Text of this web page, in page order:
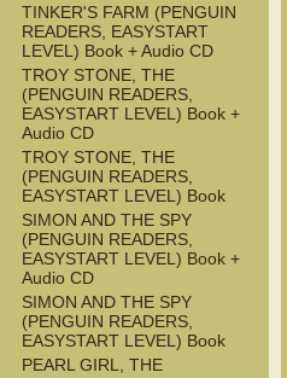
TINKER'S FARM (PENGUIN
READERS, EASYSTART
LEVEL) Book + Audio CD
TROY STONE, THE
(PENGUIN READERS,
EASYSTART LEVEL) Book +
Audio CD
TROY STONE, THE
(PENGUIN READERS,
EASYSTART LEVEL) Book
SIMON AND THE SPY
(PENGUIN READERS,
EASYSTART LEVEL) Book +
Audio CD
SIMON AND THE SPY
(PENGUIN READERS,
EASYSTART LEVEL) Book
PEARL GIRL, THE